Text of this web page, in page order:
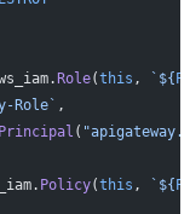
Role(this , `${
Role` ,
(
Policy(this , `${